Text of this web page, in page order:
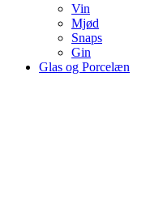
Vin
Mjød
Snaps
Gin
Glas og Porcelæn